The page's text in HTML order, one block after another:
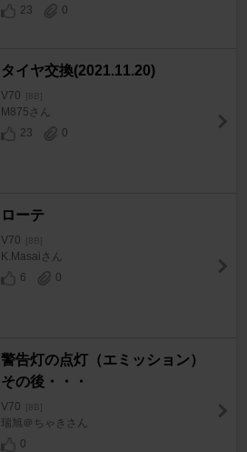
23
0
タイヤ交換(2021.11.20)
V70 [8B]
M875さん
23
0
ローテ
V70 [8B]
K.Masaiさん
6
0
警告灯の点灯（エミッション）
その後・・・
V70 [8B]
瑞旭＠ちゃきさん
0